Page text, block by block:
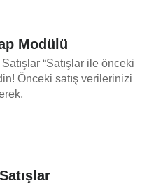
Modülü
“Satışlar ile önceki
Önceki satış verilerinizi